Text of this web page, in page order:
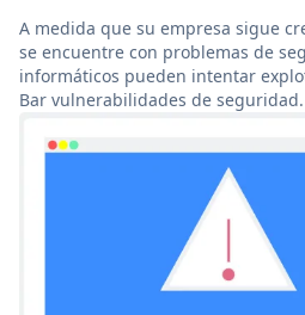
A medida que su empresa sigue
se encuentre con problemas de
informáticos pueden intentar
Bar vulnerabilidades de seguridad.